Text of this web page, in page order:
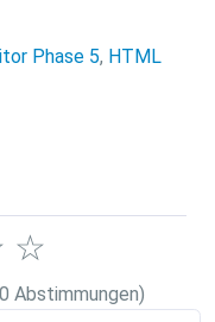
Phase 5, HTML
☆
Abstimmungen)